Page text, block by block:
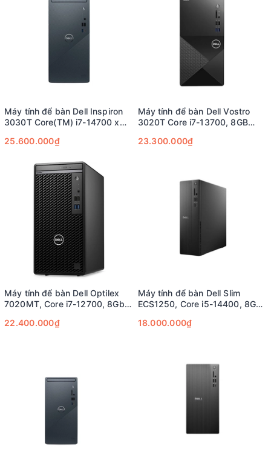
Máy tính để bàn Dell Inspiron
3030T Core(TM) i7-14700 x
25.600.000₫
Máy tính để bàn Dell Vostro
3020T Core i7-13700, 8GB
23.300.000₫
Máy tính để bàn Dell Optilex
7020MT, Core i7-12700, 8Gb
22.400.000₫
Máy tính để bàn Dell Slim
ECS1250, Core i5-14400, 8GB,
18.000.000₫